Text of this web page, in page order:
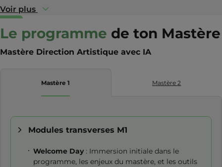
Voir plus
Le programme de ton Mastère
Mastère Direction Artistique avec IA
Mastère 1 Mastère 2
Modules transverses M1
Welcome Day : Immersion initiale dans le
programme, les enjeux du mastère, et les outils